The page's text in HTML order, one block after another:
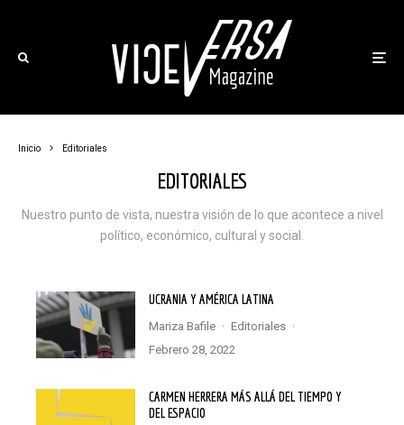
Inicio Editoriales
EDITORIALES
Nuestro punto de vista, nuestra visión de lo que acontece a nivel
político, económico, cultural y social.
UCRANIA Y AMÉRICA LATINA
Mariza Bafile · Editoriales ·
febrero 28, 2022
CARMEN HERRERA MÁS ALLÁ DEL TIEMPO Y
DEL ESPACIO